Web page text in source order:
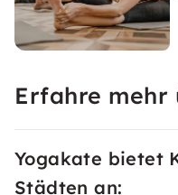
Erfahre mehr
Yogakate bietet
Städten an: